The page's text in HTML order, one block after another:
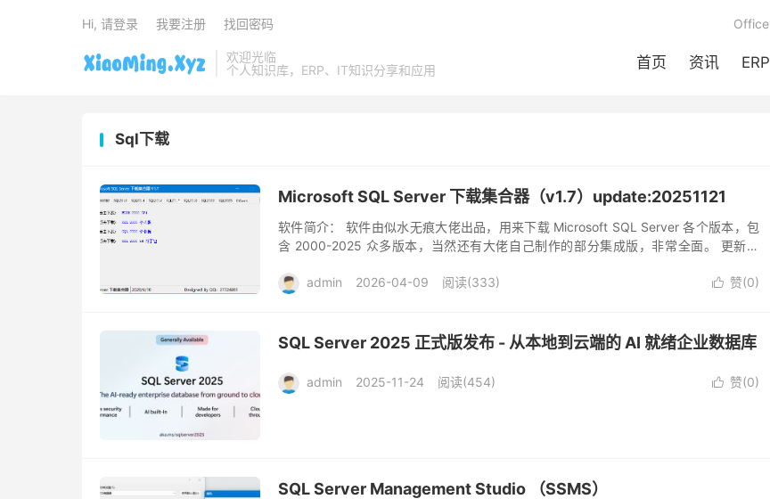
欢迎光临
个人知识库，ERP、IT知识分享和应用
首页 资讯 ERP
Office
Hi, 请登录 我要注册 找回密码
Sql下载
Microsoft SQL Server 下载集合器（v1.7）update:20251121
软件简介： 软件由似水无痕大佬出品，用来下载 Microsoft SQL Server 各个版本，包
含 2000-2025 众多版本，当然还有大佬自己制作的部分集成版，非常全面。 更新日
 赞(0)
admin 2026-04-09 阅读(333)
SQL Server 2025 正式版发布 - 从本地到云端的 AI 就绪企业数据库
 赞(0)
admin 2025-11-24 阅读(454)
SQL Server Management Studio （SSMS）